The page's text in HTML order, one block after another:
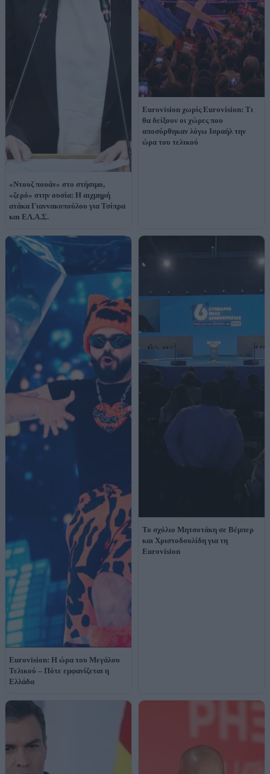
«Ντουζ πουάν» στο στήσιμο,
«ζερό» στην ουσία: Η αιχμηρή
ατάκα Γιαννακοπούλου για Τσίπρα
και ΕΛ.Α.Σ.
Eurovision χωρίς Eurovision: Τι
θα δείξουν οι χώρες που
αποσύρθηκαν λόγω Ισραήλ την
ώρα του τελικού
Eurovision: Η ώρα του Μεγάλου
Τελικού – Πότε εμφανίζεται η
Ελλάδα
Το σχόλιο Μητσοτάκη σε Βέμπερ
και Χριστοδουλίδη για τη
Eurovision